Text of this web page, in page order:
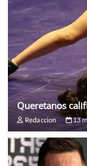
Queretanos
Redaccion 13